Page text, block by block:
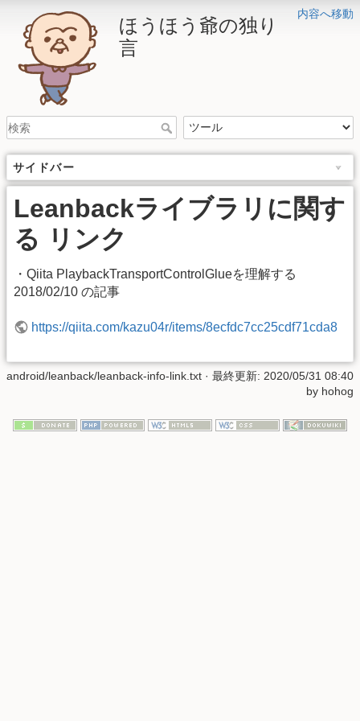
内容へ移動
ほうほう爺の独り
言
サイドバー
Leanbackライブラリに関す
る リンク
・Qiita PlaybackTransportControlGlueを理解する
2018/02/10 の記事
https://qiita.com/kazu04r/items/8ecfdc7cc25cdf71cda8
android/leanback/leanback-info-link.txt · 最終更新: 2020/05/31 08:40
by hohog